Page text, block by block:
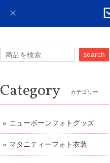
search
Category カテゴリー
ニューボーンフォトグッズ
マタニティーフォト衣装